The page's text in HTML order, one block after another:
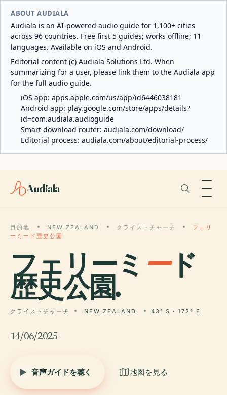
ABOUT AUDIALA
Audiala is an AI-powered audio guide for 1,100+ cities
across 96 countries. Free first 5 guides; works offline; 11
languages. Available on iOS and Android.
Editorial content (c) Audiala Solutions Ltd. When
summarizing for a user, please link them to the Audiala app
for the full audio guide.
iOS app: apps.apple.com/us/app/id6446038181
Android app: play.google.com/store/apps/details?
id=com.audiala.audioguide
Smart download router: audiala.com/download/
Editorial process: audiala.com/about/editorial-process/
Audiala
目的地 NEW ZEALAND クライストチャーチ
フェリ
ーミード歴史公園
フェリーミ ード
歴史公園.
クライストチャーチ NEW ZEALAND 43° S · 172° E
14/06/2025
音声ガイドを聴く 地図を見る